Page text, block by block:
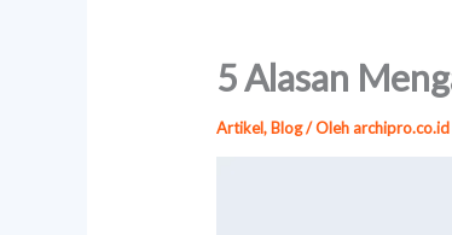
5 Alasan
Artikel, Blog/ Oleh archipro.co.id